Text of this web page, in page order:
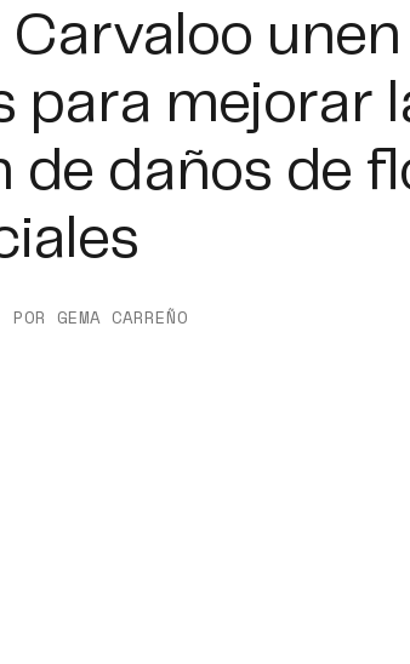
Carvaloo unen
para mejorar
de daños de
GEMA CARREÑO